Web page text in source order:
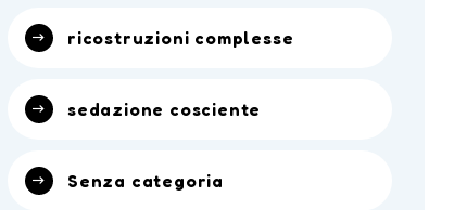
ricostruzioni complesse
sedazione cosciente
Senza categoria